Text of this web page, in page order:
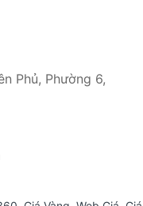
Phủ, Phường 6,